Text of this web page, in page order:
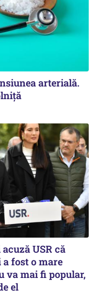
arterială.
USR că
fost o mare
va mai fi popular,
el